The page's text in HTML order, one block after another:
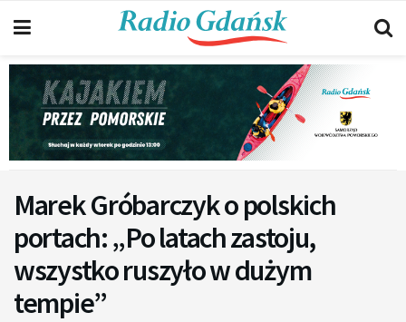
Marek Gróbarczyk o polskich
portach: „Po latach zastoju,
wszystko ruszyło w dużym
tempie”